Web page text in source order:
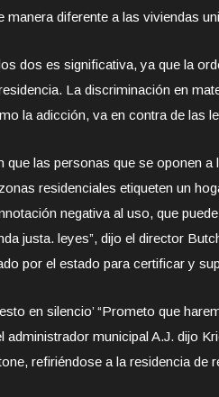
manera diferente a las viviendas
dos es significativa, ya que la
La discriminación en
la adicción, va en contra de las
que las personas que se oponen
residenciales etiqueten un
negativa al uso, que
justa. leyes”, dijo el director
por el estado para certificar y
en silencio’ “Prometo que
administrador municipal A.J. dijo
refiriéndose a la residencia de